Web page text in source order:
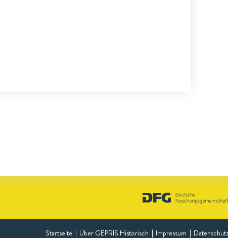
Startseite Über GEPRIS Historisch Impressum Datenschutz